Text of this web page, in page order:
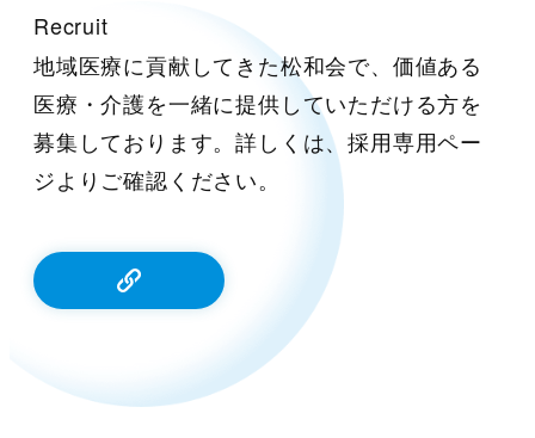
Recruit
地域医療に貢献してきた松和会で、価値ある
医療・介護を一緒に提供していただける方を
募集しております。詳しくは、採用専用ペー
ジよりご確認ください。